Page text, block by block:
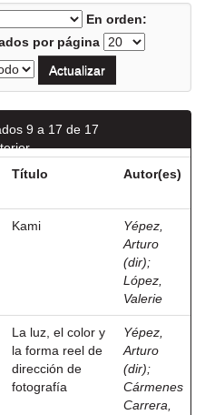
En orden:
por página
9 a 17 de 17
Título Autor(es)
Kami
Yépez,
Arturo
(dir);
López,
Valerie
La luz, el color y
la forma reel de
dirección de
fotografía
Yépez,
Arturo
(dir);
Cármenes
Carrera,